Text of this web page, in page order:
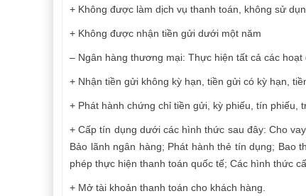
+ Không được làm dịch vụ thanh toán, không sử
+ Không được nhận tiền gửi dưới một năm
– Ngân hàng thương mại: Thực hiện tất cả các hoạt
+ Nhận tiền gửi không kỳ hạn, tiền gửi có kỳ hạn,
+ Phát hành chứng chỉ tiền gửi, kỳ phiếu, tín phiếu,
+ Cấp tín dụng dưới các hình thức sau đây: Cho
Bảo lãnh ngân hàng; Phát hành thẻ tín dụng; Bao
phép thực hiện thanh toán quốc tế; Các hình thức
+ Mở tài khoản thanh toán cho khách hàng.